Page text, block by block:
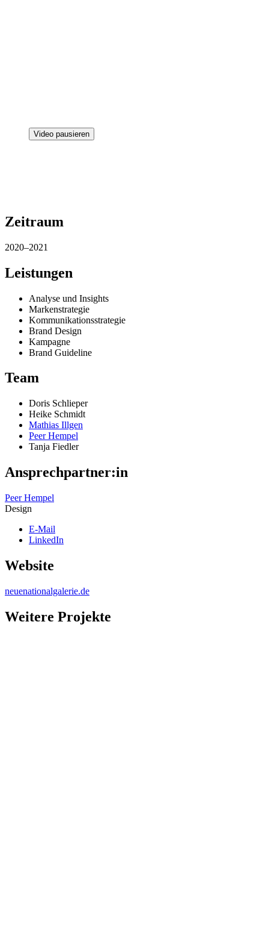
Video pausieren
Zeitraum
2020–2021
Leistungen
Analyse und Insights
Markenstrategie
Kommunikationsstrategie
Brand Design
Kampagne
Brand Guideline
Team
Doris Schlieper
Heike Schmidt
Mathias Illgen
Peer Hempel
Tanja Fiedler
Ansprechpartner:in
Peer Hempel
Design
E-Mail
LinkedIn
Website
neuenationalgalerie.de
Weitere Projekte